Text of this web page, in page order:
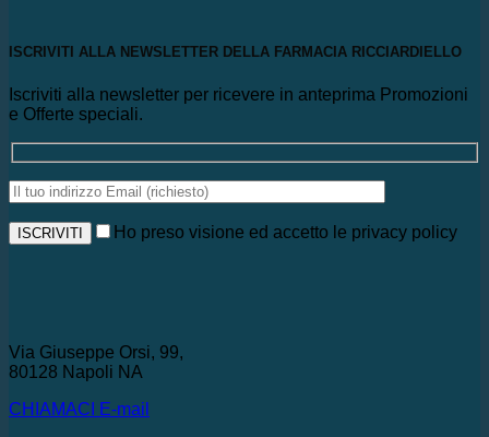
ISCRIVITI ALLA NEWSLETTER DELLA FARMACIA RICCIARDIELLO
Iscriviti alla newsletter per ricevere in anteprima Promozioni
e Offerte speciali.
Ho preso visione ed accetto le privacy policy
Via Giuseppe Orsi, 99,
80128 Napoli NA
CHIAMACI
E-mail